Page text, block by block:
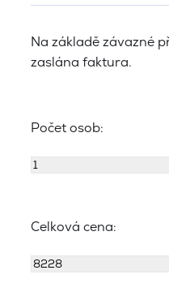
Na základě závazné
zaslána faktura.
Počet osob:
Celková cena: